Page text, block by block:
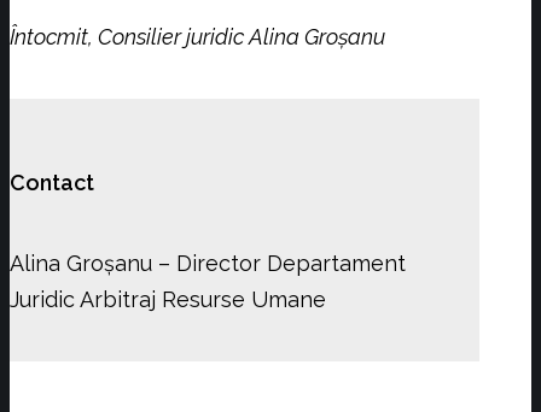
Întocmit, Consilier juridic Alina Groșanu
Contact
Alina Groșanu – Director Departament
Juridic Arbitraj Resurse Umane